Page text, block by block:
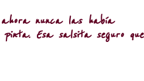
nunca las había
Esa salsita seguro que